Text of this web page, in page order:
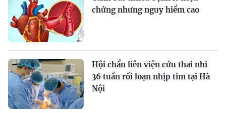
chứng nhưng nguy hiểm cao
Hội chẩn liên viện cứu thai nhi
36 tuần rối loạn nhịp tim tại Hà
Nội